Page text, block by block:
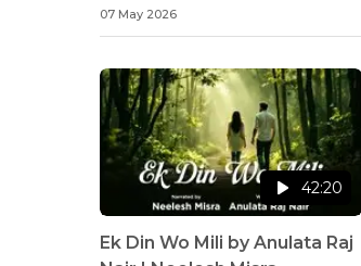
07 May 2026
42:20
Ek Din Wo Mili by Anulata Raj